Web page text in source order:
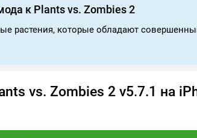
к Plants vs. Zombies 2
растения, которые обладают
vs. Zombies 2 v5.7.1 на